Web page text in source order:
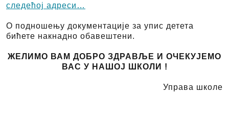
следећој адреси…
О подношењу документације за упис детета
бићете накнадно обавештени.
ЖЕЛИМО ВАМ ДОБРО ЗДРАВЉЕ И ОЧЕКУЈЕМО
ВАС У НАШОЈ ШКОЛИ !
Управа школе